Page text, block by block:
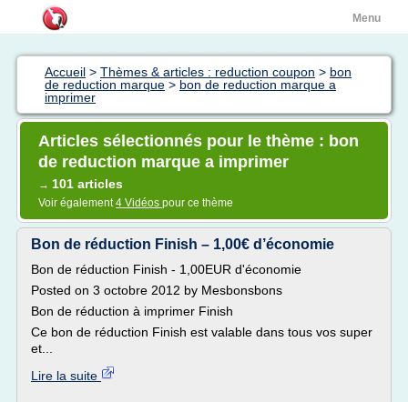
Menu
Accueil > Thèmes & articles : reduction coupon > bon
de reduction marque > bon de reduction marque a
imprimer
Articles sélectionnés pour le thème : bon
de reduction marque a imprimer
→ 101 articles
Voir également4 Vidéos pour ce thème
Bon de réduction Finish – 1,00€ d’économie
Bon de réduction Finish - 1,00EUR d'économie
Posted on 3 octobre 2012 by Mesbonsbons
Bon de réduction à imprimer Finish
Ce bon de réduction Finish est valable dans tous vos super
et...
Lire la suite